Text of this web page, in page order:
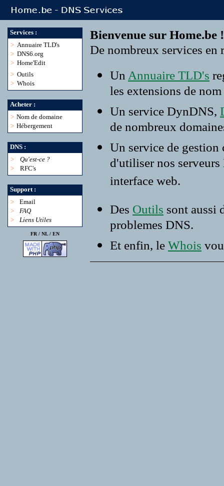
Services :
> Annuaire TLD's
> DNS6.org
> Home'Edit
> Outils
> Whois
Acheter :
> Nom de domaine
> Hébergement
DNS :
>
Qu'est-ce ?
>
RFC's
Support :
>
Email
>
FAQ
>
Liens Utiles
FR / NL/ EN
Bienvenue sur Home.be !
De nombreux services
Un Annuaire TLD's
les extensions de
Un service DynDNS,
de nombreux
Un service de
d'utiliser nos
interface web.
Des Outils sont aussi
problemes DNS.
Et enfin, le Whois